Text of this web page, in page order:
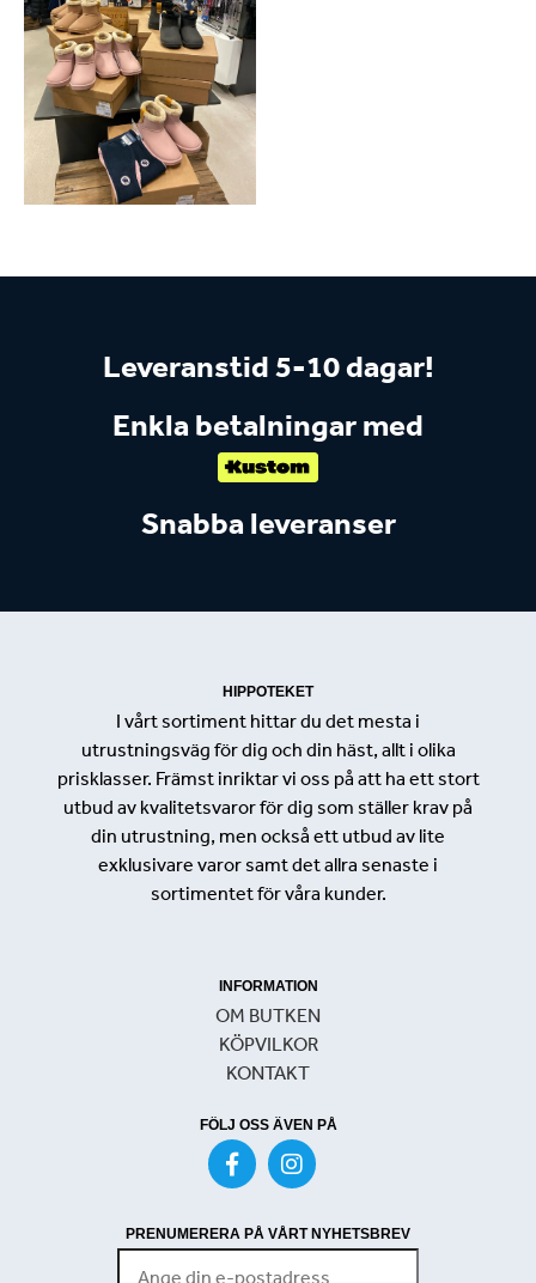
Leveranstid 5-10 dagar!
Enkla betalningar med
Snabba leveranser
HIPPOTEKET
I vårt sortiment hittar du det mesta i
utrustningsväg för dig och din häst, allt i olika
prisklasser. Främst inriktar vi oss på att ha ett stort
utbud av kvalitetsvaror för dig som ställer krav på
din utrustning, men också ett utbud av lite
exklusivare varor samt det allra senaste i
sortimentet för våra kunder.
INFORMATION
OM BUTKEN
KÖPVILKOR
KONTAKT
FÖLJ OSS ÄVEN PÅ
PRENUMERERA PÅ VÅRT NYHETSBREV